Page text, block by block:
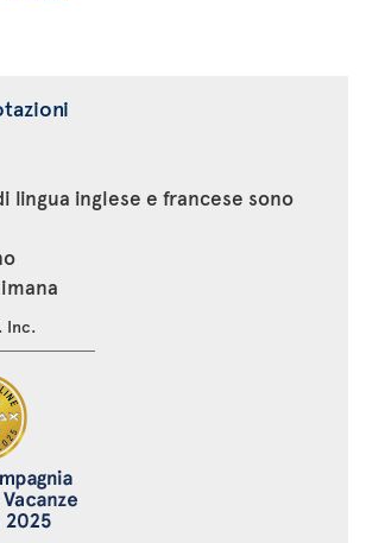
lingua inglese e francese sono
Inc.